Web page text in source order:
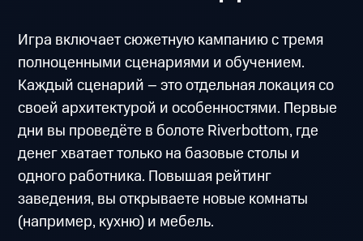
Игра включает сюжетную кампанию с тремя
полноценными сценариями и обучением.
Каждый сценарий – это отдельная локация со
своей архитектурой и особенностями. Первые
дни вы проведёте в болоте Riverbottom, где
денег хватает только на базовые столы и
одного работника. Повышая рейтинг
заведения, вы открываете новые комнаты
(например, кухню) и мебель.